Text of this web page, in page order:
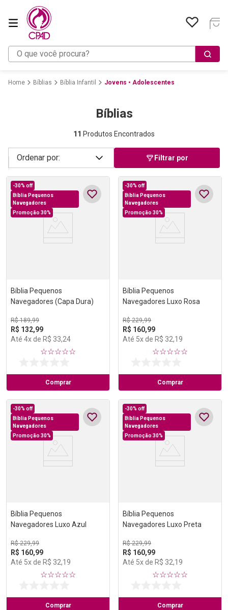
O que você procura?
Bíblias Bíblia Infantil Jovens • Adolescentes
Bíblias
11 Produtos Encontrados
Filtrar por
-30% off
Bíblia Pequenos
Navegadores
Promoção 30%
Bíblia Pequenos
Navegadores (Capa Dura)
R$ 189,99
R$ 132,99
Até 4x de R$ 33,24
☆☆☆☆☆
Comprar
-30% off
Bíblia Pequenos
Navegadores
Promoção 30%
Bíblia Pequenos
Navegadores Luxo Rosa
R$ 229,99
R$ 160,99
Até 5x de R$ 32,19
☆☆☆☆☆
Comprar
-30% off
Bíblia Pequenos
Navegadores
Promoção 30%
Bíblia Pequenos
Navegadores Luxo Azul
R$ 229,99
R$ 160,99
Até 5x de R$ 32,19
☆☆☆☆☆
Comprar
-30% off
Bíblia Pequenos
Navegadores
Promoção 30%
Bíblia Pequenos
Navegadores Luxo Preta
R$ 229,99
R$ 160,99
Até 5x de R$ 32,19
☆☆☆☆☆
Comprar